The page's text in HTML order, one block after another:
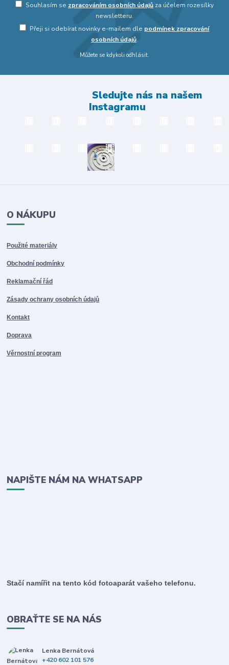
Souhlasím se zpracováním osobních údajůza účelem rozesílky
newsletteru.
Přeji si odebírat novinky e-mailem dle podmínek zpracování
osobních údajů.
Můžete se kdykoli odhlásit.
Sledujte nás na našem
Instagramu
O NÁKUPU
Použité materiály
Obchodní podmínky
Reklamační řád
Zásady ochrany osobních údajů
Kontakt
Doprava
Věrnostní program
NAPIŠTE NÁM NA WHATSAPP
Stačí namířit na tento kód fotoaparát vašeho telefonu.
OBRAŤTE SE NA NÁS
Lenka Bernátová
+420 602 101 576